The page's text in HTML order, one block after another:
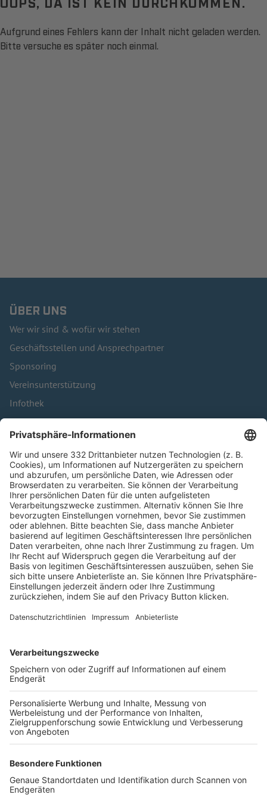
Aufgrund eines Fehlers kann der Inhalt nicht geladen werden.
Bitte versuche es später noch einmal.
ÜBER UNS
Wer wir sind & wofür wir stehen
Geschäftsstellen und Ansprechpartner
Sponsoring
Vereinsunterstützung
Infothek
Kontakt
HÄUFIG BESUCHTE SEITEN
Pässe und Vereinswechsel
Trainerausbildung
Schulungsangebot Vereinsmitarbeiter
BFV-Geschäftsstellen
Trainerbörse
Login SpielPlus
FOLGE DEM BFV
TOP-VEREINE
TOP-PARTNER